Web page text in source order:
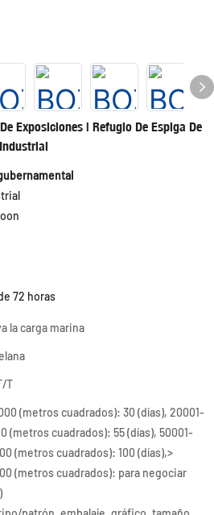
Exposiciones | Refugio De Espiga De
72 horas
la carga marina
T
(metros cuadrados): 30 (días), 20001-
(metros cuadrados): 55 (días), 50001-
(metros cuadrados): 100 (días),>
(metros cuadrados): para negociar